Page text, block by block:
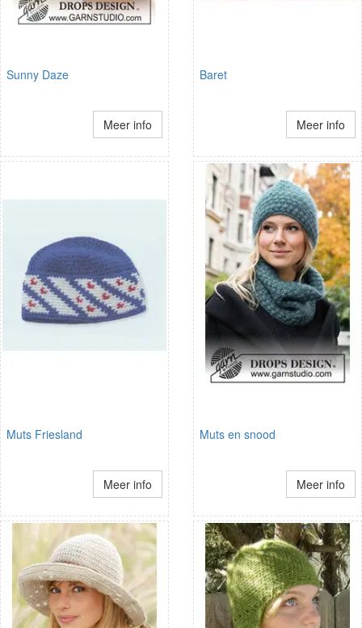
Sunny Daze
Meer info
Baret
Meer info
Muts Friesland
Meer info
Muts en snood
Meer info